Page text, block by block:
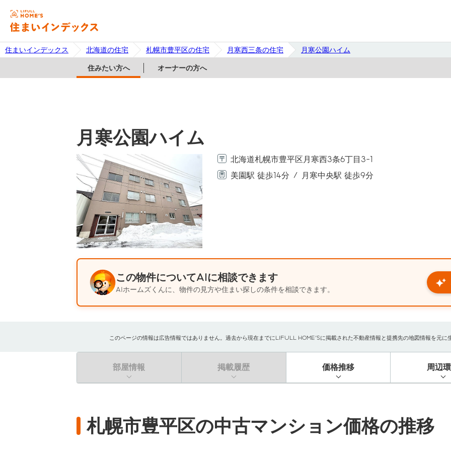
住まいインデックス 北海道の住宅 札幌市豊平区の住宅 月寒西三条の住宅 月寒公園ハイム
住みたい方へ オーナーの方へ
月寒公園ハイム
北海道札幌市豊平区月寒西3条6丁目3-1
美園駅 徒歩14分
月寒中央駅 徒歩9分
この物件についてAIに相談できます
AIホームズくんに、物件の見方や住まい探しの条件を相談できます。
このページの情報は広告情報ではありません。過去から現在までにLIFULL HOME'Sに掲載された不動産情報と提携先の地図情報を元
部屋情報 掲載履歴 価格推移 周辺
札幌市豊平区の中古マンション価格の推移